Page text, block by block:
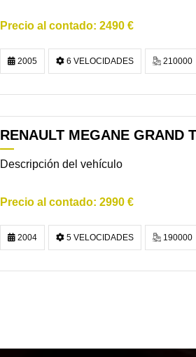
2490 €
2005 6 VELOCIDADES 210000
RENAULT MEGANE GRAND
Descripción del vehículo
2990 €
2004 5 VELOCIDADES 190000